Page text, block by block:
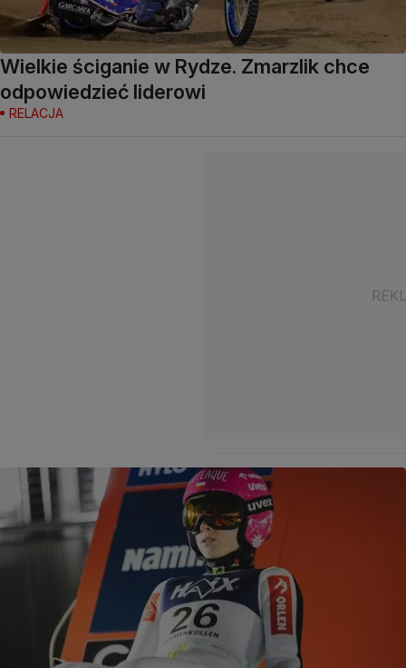
Wielkie ściganie w Rydze. Zmarzlik chce
odpowiedzieć liderowi
RELACJA